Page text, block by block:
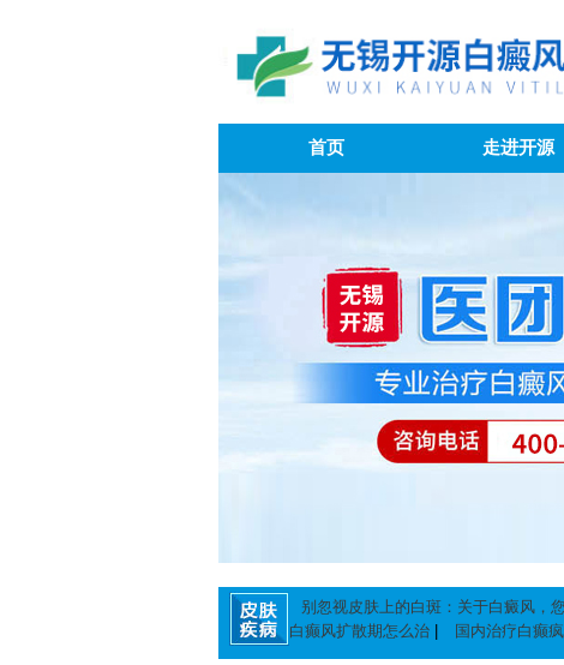
首页 走进开源
别忽视皮肤上的白斑：关于白癜风，
白癫风扩散期怎么治
国内治疗白癫
么控| 他克莫司软膏能治疗白癜风|